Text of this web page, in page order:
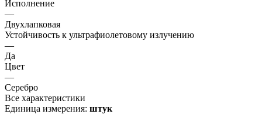
Исполнение
—
Двухлапковая
Устойчивость к ультрафиолетовому излучению
—
Да
Цвет
—
Серебро
Все характеристики
Единица измерения: штук